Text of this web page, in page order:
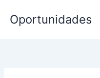
para
conteúdo
Oportunidades